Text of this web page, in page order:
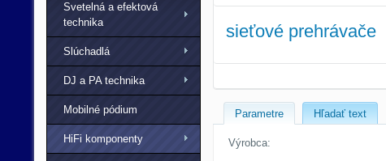
sieťové prehrávače
Parametre Hľadať text
Výrobca:
Svetelná a efektová
technika
Slúchadlá
DJ a PA technika
Mobilné pódium
HiFi komponenty